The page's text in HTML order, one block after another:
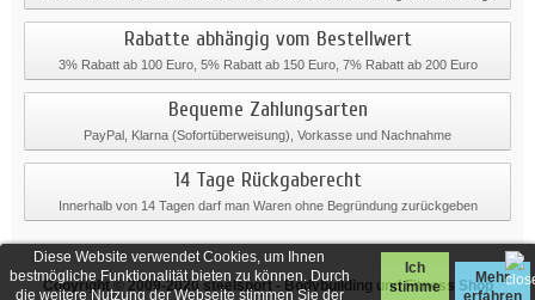
Diese Website verwendet Cookies, um Ihnen
bestmögliche Funktionalität bieten zu können. Durch
die weitere Nutzung der Webseite stimmen Sie der
Ich
stimme
Mehr
erfahren
Rabatte abhängig vom Bestellwert
3% Rabatt ab 100 Euro, 5% Rabatt ab 150 Euro, 7% Rabatt ab 200 Euro
Bequeme Zahlungsarten
PayPal, Klarna (Sofortüberweisung), Vorkasse und Nachnahme
14 Tage Rückgaberecht
Innerhalb von 14 Tagen darf man Waren ohne Begründung zurückgeben
Copyright © 2009-2020steelsport- Bodybuilding und Fitness Shop